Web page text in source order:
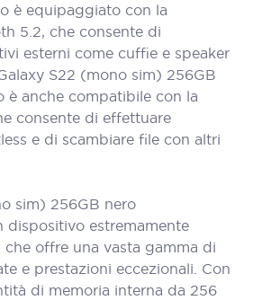
è equipaggiato con la
5.2, che consente di
esterni come cuffie e speaker
S22 (mono sim) 256GB
è anche compatibile con la
consente di effettuare
e di scambiare file con altri
sim) 256GB nero
dispositivo estremamente
che offre una vasta gamma di
e prestazioni eccezionali. Con
di memoria interna da 256